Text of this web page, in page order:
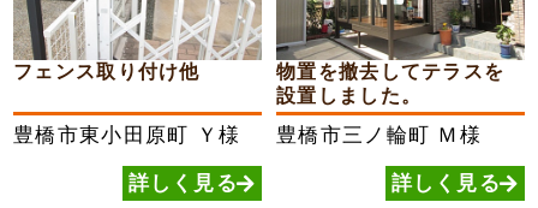
フェンス取り付け他
豊橋市東小田原町 Ｙ様
詳しく見る
物置を撤去してテラスを
設置しました。
豊橋市三ノ輪町 Ｍ様
詳しく見る